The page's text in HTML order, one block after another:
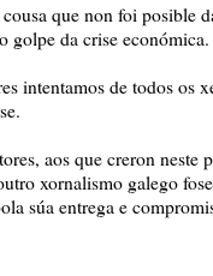
que non foi posible
golpe da crise económica.
intentamos de todos os
aos que creron neste
xornalismo galego
súa entrega e